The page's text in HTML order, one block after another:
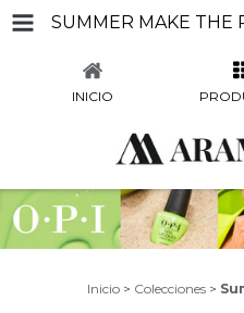
SUMMER MAKE THE
INICIO
Inicio > Colecciones >